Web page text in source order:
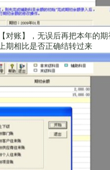
对账】，无误后再把本年的
期相比是否正确结转过来